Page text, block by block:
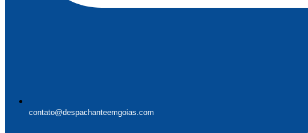
contato@despachanteemgoias.com